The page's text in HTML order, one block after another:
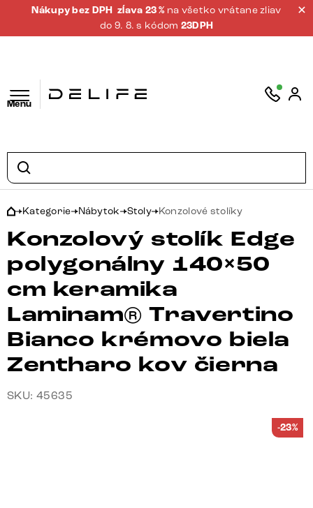
Nákupy bez DPH zĺava 23 % na všetko vrátane zliav
do 9. 8. s kódom 23DPH
Menu
Kategorie Nábytok Stoly Konzolové stolíky
Konzolový stolík Edge
polygonálny 140×50
cm keramika
Laminam® Travertino
Bianco krémovo biela
Zentharo kov čierna
SKU: 45635
-23%